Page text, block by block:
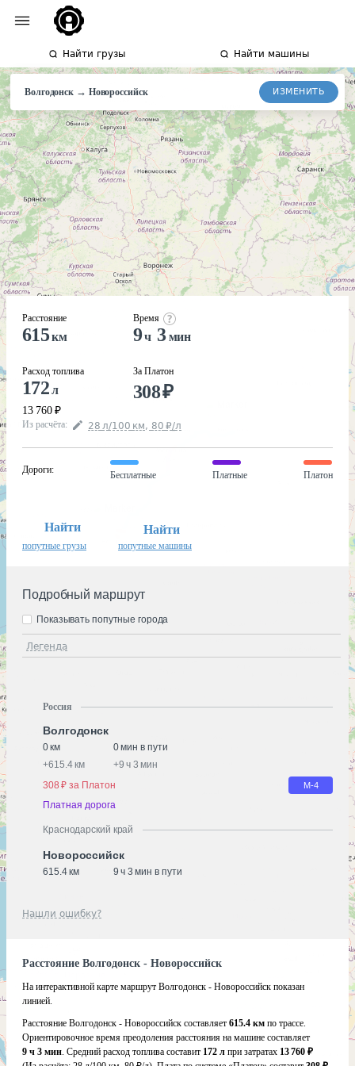
Найти грузы Найти машины
Волгодонск → Новороссийск ИЗМЕНИТЬ
Расстояние
615км
Расход топлива
172л
13 760 ₽
Время
9ч 3мин
За Платон
308₽
Из расчёта: 28 л/100 км, 80 ₽/л
Дороги:
Бесплатные Платные Платон
Найти
попутные грузы
Найти
попутные машины
Подробный маршрут
Легенда
Показывать попутные города
Россия
Волгодонск
0 км
0 мин в пути
+615.4 км +9 ч 3 мин
308 ₽ за Платон
М-4
Платная дорога
Краснодарский край
Новороссийск
615.4 км 9 ч 3 мин в пути
Нашли ошибку?
Расстояние Волгодонск - Новороссийск
На интерактивной карте маршрут Волгодонск - Новороссийск показан
линией.
Расстояние Волгодонск - Новороссийск составляет 615.4 км по трассе.
Ориентировочное время преодоления расстояния на машине составляет
9 ч 3 мин. Средний расход топлива составит 172 л при затратах 13 760 ₽